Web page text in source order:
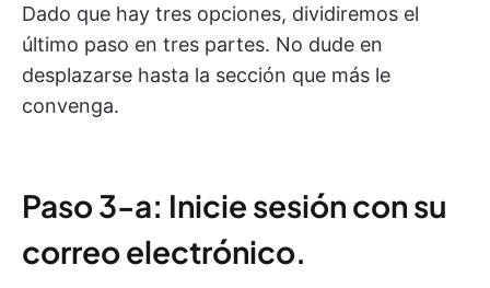
Dado que hay tres opciones, dividiremos el
último paso en tres partes. No dude en
desplazarse hasta la sección que más le
convenga.
Paso 3-a: Inicie sesión con su
correo electrónico.